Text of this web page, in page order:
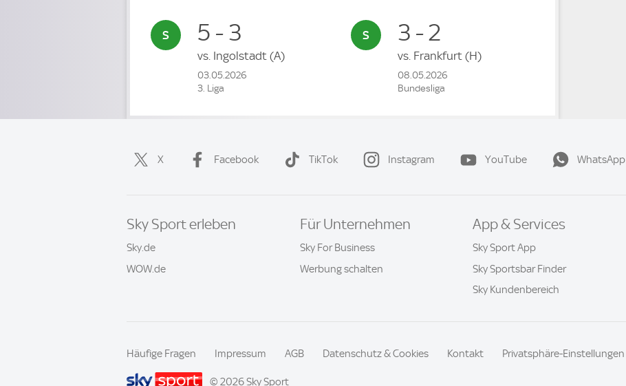
5 - 3
vs. Ingolstadt (A)
03.05.2026
3. Liga
3 - 2
vs. Frankfurt (H)
08.05.2026
Bundesliga
X Facebook TikTok Instagram YouTube WhatsApp
Sky Sport erleben
Sky.de
WOW.de
Für Unternehmen
Sky For Business
Werbung schalten
App & Services
Sky Sport App
Sky Sportsbar Finder
Sky Kundenbereich
Häufige Fragen Impressum AGB Datenschutz & Cookies Kontakt Privatsphäre-Einstellungen
© 2026 Sky Sport